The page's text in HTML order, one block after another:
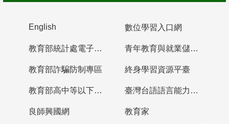
English 數位學習入口網
教育部統計處電子書櫃 青年教育與就業儲蓄帳戶
教育部詐騙防制專區 終身學習資源平臺
教育部高中等以下學校及幼兒園教師資格檢定考試 臺灣台語語言能力認證網站
良師興國網
教育家